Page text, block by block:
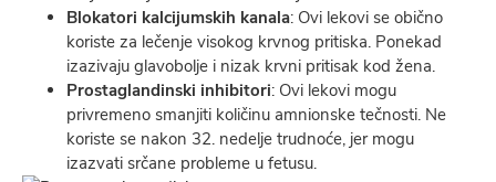
Blokatori kalcijumskih kanala: Ovi lekovi se obično
koriste za lečenje visokog krvnog pritiska. Ponekad
izazivaju glavobolje i nizak krvni pritisak kod žena.
Prostaglandinski inhibitori: Ovi lekovi mogu
privremeno smanjiti količinu amnionske tečnosti. Ne
koriste se nakon 32. nedelje trudnoće, jer mogu
izazvati srčane probleme u fetusu.